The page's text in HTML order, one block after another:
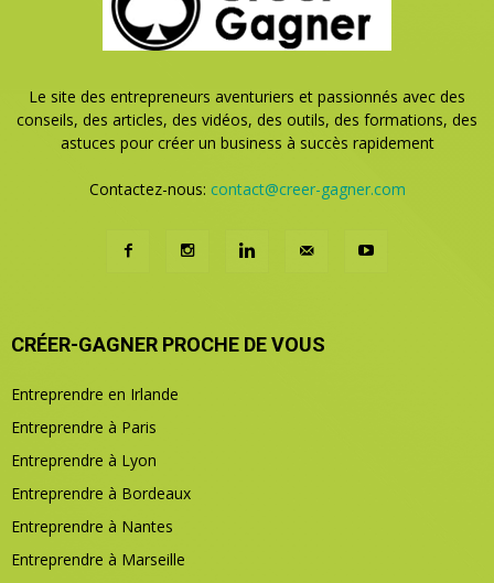
Le site des entrepreneurs aventuriers et passionnés avec des
conseils, des articles, des vidéos, des outils, des formations, des
astuces pour créer un business à succès rapidement
Contactez-nous: contact@creer-gagner.com
CRÉER-GAGNER PROCHE DE VOUS
Entreprendre en Irlande
Entreprendre à Paris
Entreprendre à Lyon
Entreprendre à Bordeaux
Entreprendre à Nantes
Entreprendre à Marseille